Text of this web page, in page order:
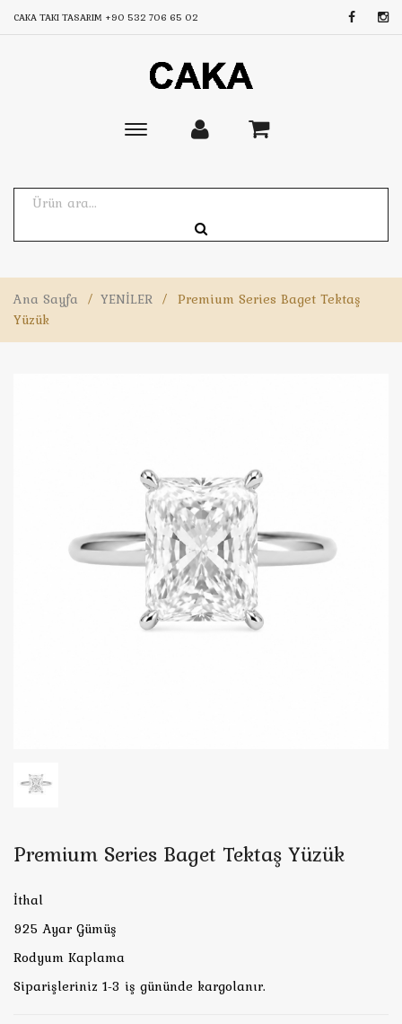
CAKA TAKI TASARIM +90 532 706 65 02
Toggle
Ana Sayfa / YENİLER / Premium Series Baget Tektaş
Yüzük
Premium Series Baget Tektaş Yüzük
İthal
925 Ayar Gümüş
Rodyum Kaplama
Siparişleriniz 1-3 iş gününde kargolanır.